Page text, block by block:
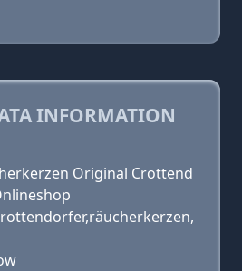
INFORMATION
Original Crottend